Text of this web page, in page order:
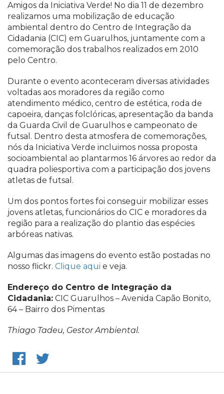
Amigos da Iniciativa Verde! No dia 11 de dezembro
realizamos uma mobilização de educação
ambiental dentro do Centro de Integração da
Cidadania (CIC) em Guarulhos, juntamente com a
comemoração dos trabalhos realizados em 2010
pelo Centro.
Durante o evento aconteceram diversas atividades
voltadas aos moradores da região como
atendimento médico, centro de estética, roda de
capoeira, danças folclóricas, apresentação da banda
da Guarda Civil de Guarulhos e campeonato de
futsal. Dentro desta atmosfera de comemorações,
nós da Iniciativa Verde incluimos nossa proposta
socioambiental ao plantarmos 16 árvores ao redor da
quadra poliesportiva com a participação dos jovens
atletas de futsal.
Um dos pontos fortes foi conseguir mobilizar esses
jovens atletas, funcionários do CIC e moradores da
região para a realização do plantio das espécies
arbóreas nativas.
Algumas das imagens do evento estão postadas no
nosso flickr. Clique aqui e veja.
Endereço do Centro de Integração da
Cidadania: CIC Guarulhos – Avenida Capão Bonito,
64 – Bairro dos Pimentas
Thiago Tadeu, Gestor Ambiental.